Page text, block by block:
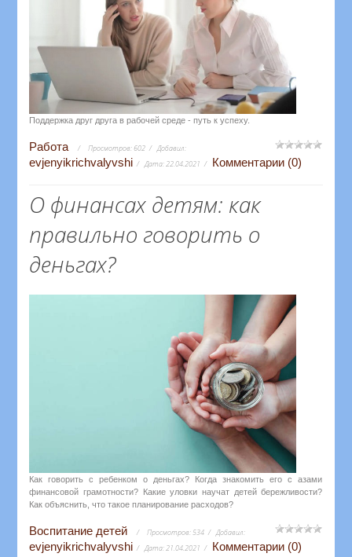
Поддержка друг друга в рабочей среде - путь к успеху.
Работа Просмотров: 602 Добавил:
evjenyikrichvalyvshi Дата:22.04.2021 Комментарии (0)
О финансах детям: как
правильно говорить о
деньгах?
Как говорить с ребенком о деньгах? Когда знакомить его с азами
финансовой грамотности? Какие уловки научат детей бережливости?
Как объяснить, что такое планирование расходов?
Воспитание детей Просмотров:534 Добавил:
evjenyikrichvalyvshi Дата:21.04.2021 Комментарии (0)